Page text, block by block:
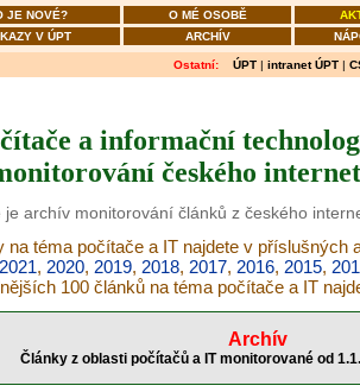
JE NOVÉ? O MÉ OSOBĚ
V ÚPT ARCHÍV
Ostatní: ÚPT | intranet ÚPT |
a informační
českého
je archív monitorování článků z českého
na téma počítače a IT najdete v příslušných
2021, 2020, 2019, 2018, 2017, 2016, 2015,
100 článků na téma počítače a IT
Archív
Články z oblasti počítačů a IT monitorované od